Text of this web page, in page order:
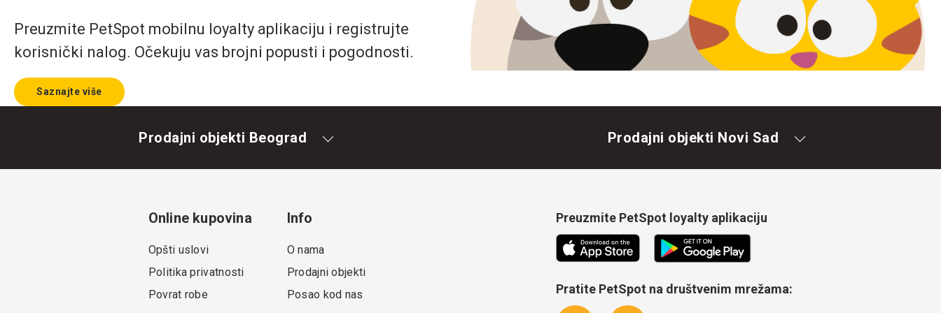
Preuzmite PetSpot mobilnu loyalty aplikaciju i registrujte
korisnički nalog. Očekuju vas brojni popusti i pogodnosti.
Saznajte više
Prodajni objekti Beograd Prodajni objekti Novi Sad
Online kupovina
Opšti uslovi
Politika privatnosti
Povrat robe
Info
O nama
Prodajni objekti
Posao kod nas
Preuzmite PetSpot loyalty aplikaciju
Pratite PetSpot na društvenim mrežama: